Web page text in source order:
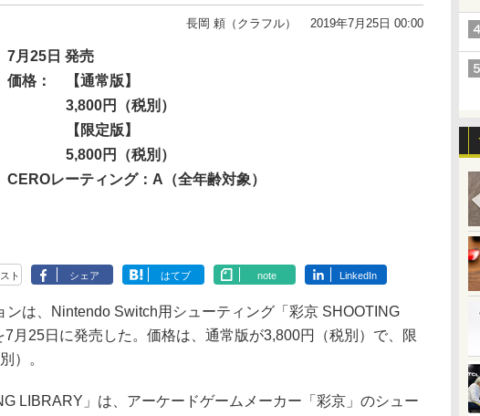
長岡 頼（クラフル） 2019年7月25日 00:00
7月25日 発売
価格：
【通常版】
3,800円（税別）
【限定版】
5,800円（税別）
CEROレーティング：A（全年齢対象）
ト シェア はてブ note LinkedIn
は、Nintendo Switch用シューティング「彩京 SHOOTING
7月25日に発売した。価格は、通常版が3,800円（税別）で、限
）。
LIBRARY」は、アーケードゲームメーカー「彩京」のシュー